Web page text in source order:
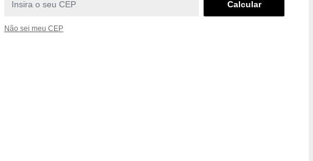
Não sei meu CEP